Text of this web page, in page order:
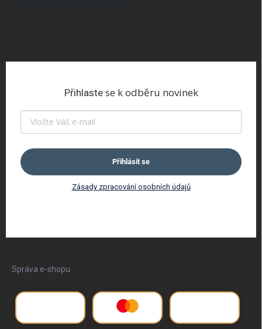
Přihlastese k odběru novinek
Přihlásit se
Zásady zpracování osobních údajů
Správa e-shopu